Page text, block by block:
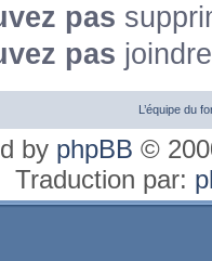
pas
pas
L’équipe du
by phpBB ©
Traduction par: